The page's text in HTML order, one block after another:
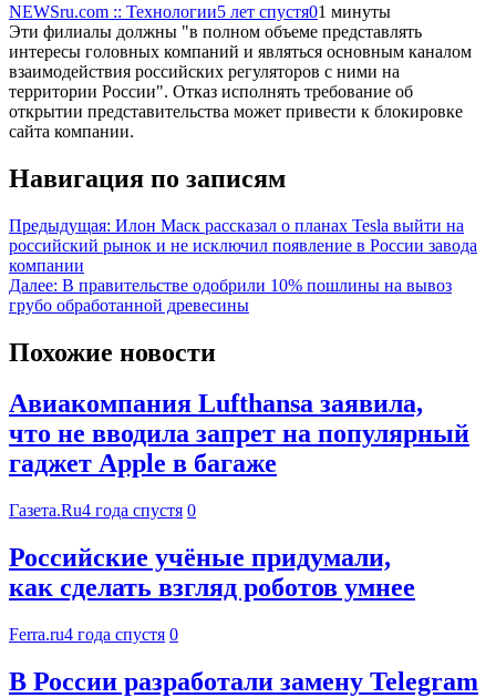
NEWSru.com :: Технологии5 лет спустя01 минуты
Эти филиалы должны "в полном объеме представлять
интересы головных компаний и являться основным каналом
взаимодействия российских регуляторов с ними на
территории России". Отказ исполнять требование об
открытии представительства может привести к блокировке
сайта компании.
Навигация по записям
Предыдущая: Илон Маск рассказал о планах Tesla выйти на
российский рынок и не исключил появление в России завода
компании
Далее: В правительстве одобрили 10% пошлины на вывоз
грубо обработанной древесины
Похожие новости
Авиакомпания Lufthansa заявила,
что не вводила запрет на популярный
гаджет Apple в багаже
Газета.Ru4 года спустя 0
Российские учёные придумали,
как сделать взгляд роботов умнее
Ferra.ru4 года спустя 0
В России разработали замену Telegram